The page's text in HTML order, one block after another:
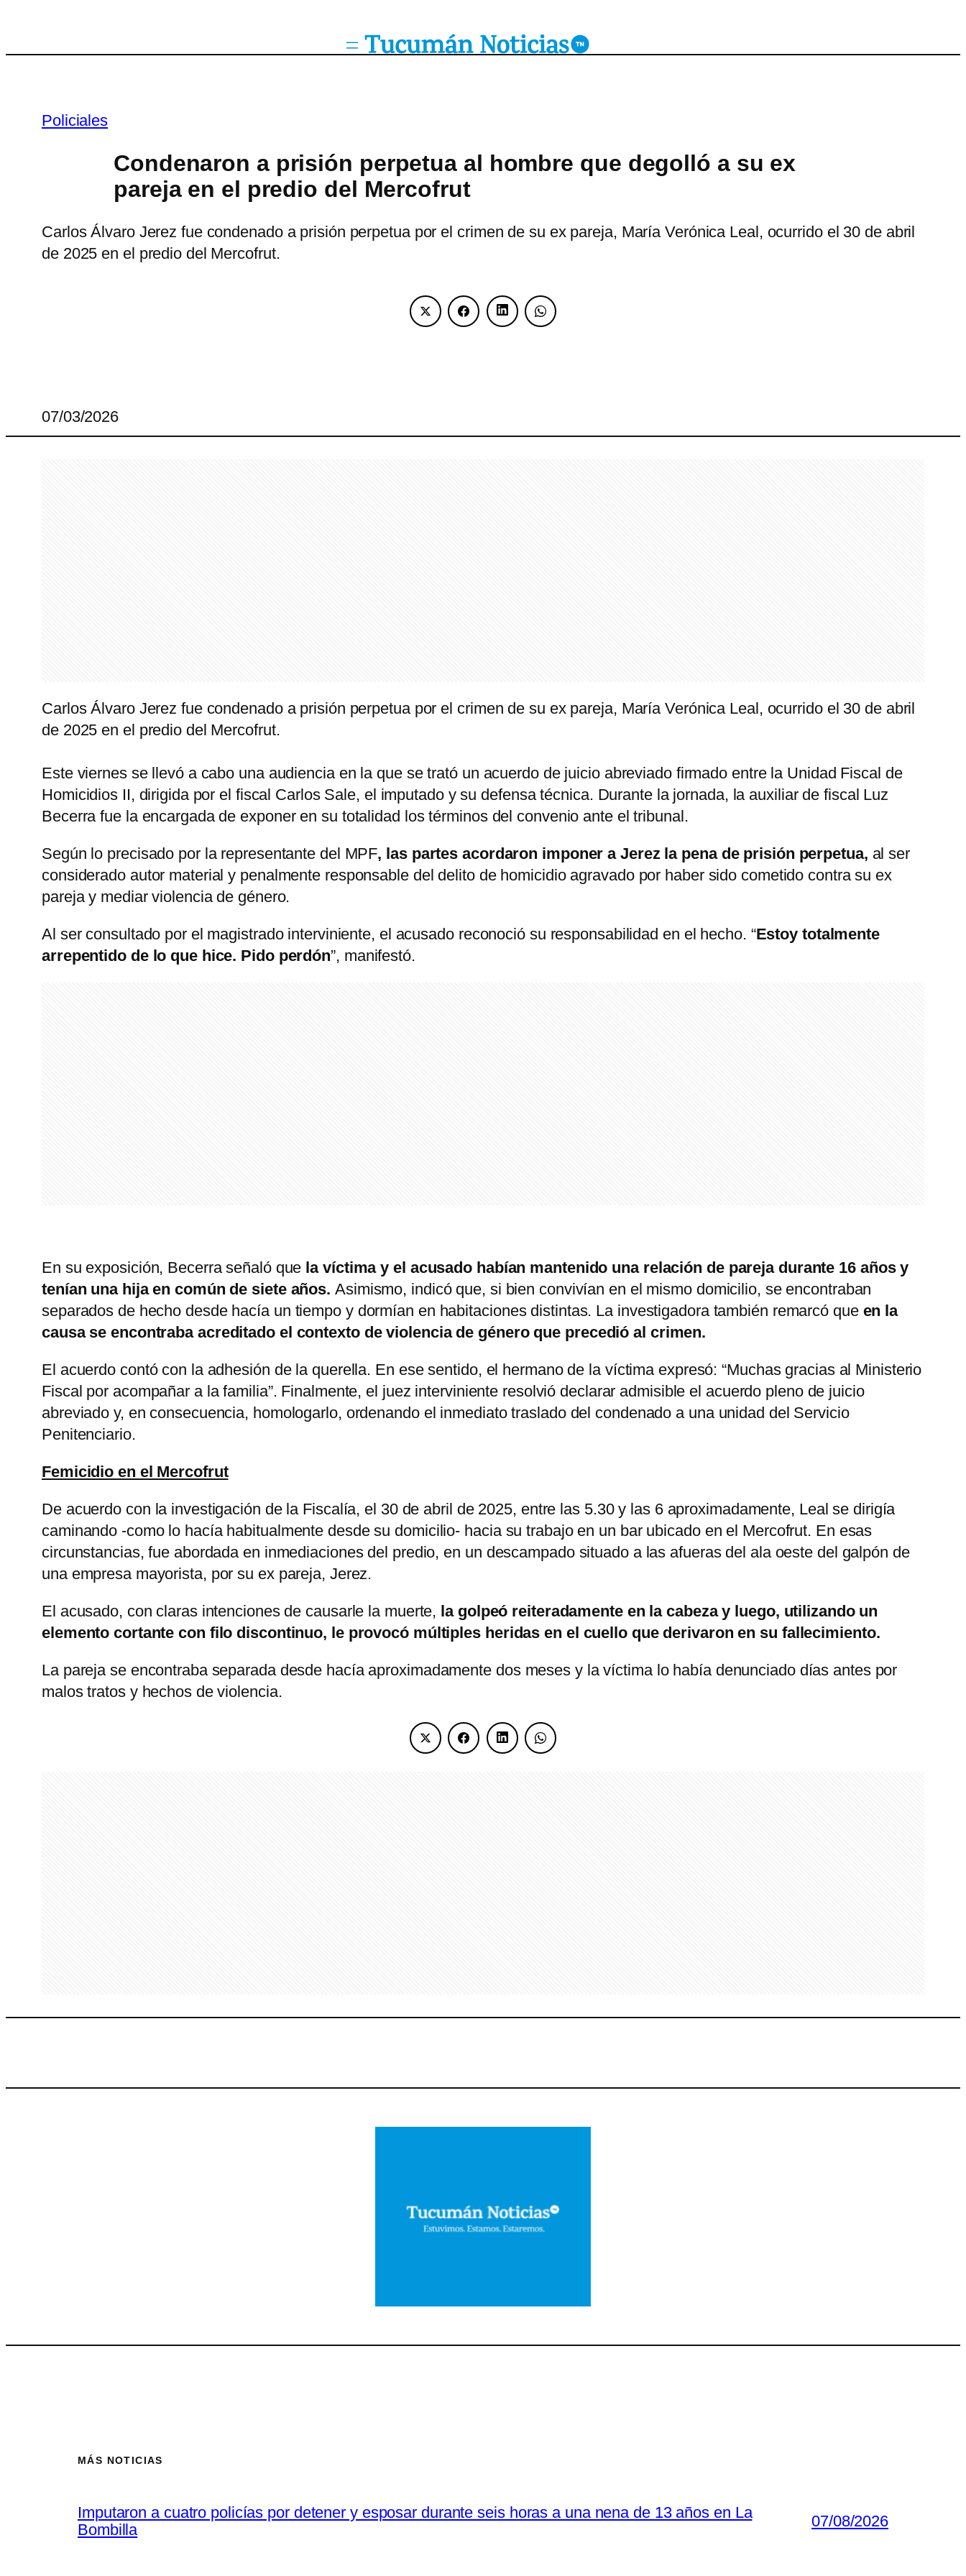
Policiales
Condenaron a prisión perpetua al hombre que degolló a su ex
pareja en el predio del Mercofrut
Carlos Álvaro Jerez fue condenado a prisión perpetua por el crimen de su ex pareja, María Verónica Leal, ocurrido el 30 de abril
de 2025 en el predio del Mercofrut.
07/03/2026
Carlos Álvaro Jerez fue condenado a prisión perpetua por el crimen de su ex pareja, María Verónica Leal, ocurrido el 30 de abril
de 2025 en el predio del Mercofrut.
Este viernes se llevó a cabo una audiencia en la que se trató un acuerdo de juicio abreviado firmado entre la Unidad Fiscal de
Homicidios II, dirigida por el fiscal Carlos Sale, el imputado y su defensa técnica. Durante la jornada, la auxiliar de fiscal Luz
Becerra fue la encargada de exponer en su totalidad los términos del convenio ante el tribunal.
Según lo precisado por la representante del MPF, las partes acordaron imponer a Jerez la pena de prisión perpetua, al ser
considerado autor material y penalmente responsable del delito de homicidio agravado por haber sido cometido contra su ex
pareja y mediar violencia de género.
Al ser consultado por el magistrado interviniente, el acusado reconoció su responsabilidad en el hecho. “Estoy totalmente
arrepentido de lo que hice. Pido perdón”, manifestó.
En su exposición, Becerra señaló que la víctima y el acusado habían mantenido una relación de pareja durante 16 años y
tenían una hija en común de siete años. Asimismo, indicó que, si bien convivían en el mismo domicilio, se encontraban
separados de hecho desde hacía un tiempo y dormían en habitaciones distintas. La investigadora también remarcó que en la
causa se encontraba acreditado el contexto de violencia de género que precedió al crimen.
El acuerdo contó con la adhesión de la querella. En ese sentido, el hermano de la víctima expresó: “Muchas gracias al Ministerio
Fiscal por acompañar a la familia”. Finalmente, el juez interviniente resolvió declarar admisible el acuerdo pleno de juicio
abreviado y, en consecuencia, homologarlo, ordenando el inmediato traslado del condenado a una unidad del Servicio
Penitenciario.
Femicidio en el Mercofrut
De acuerdo con la investigación de la Fiscalía, el 30 de abril de 2025, entre las 5.30 y las 6 aproximadamente, Leal se dirigía
caminando -como lo hacía habitualmente desde su domicilio- hacia su trabajo en un bar ubicado en el Mercofrut. En esas
circunstancias, fue abordada en inmediaciones del predio, en un descampado situado a las afueras del ala oeste del galpón de
una empresa mayorista, por su ex pareja, Jerez.
El acusado, con claras intenciones de causarle la muerte, la golpeó reiteradamente en la cabeza y luego, utilizando un
elemento cortante con filo discontinuo, le provocó múltiples heridas en el cuello que derivaron en su fallecimiento.
La pareja se encontraba separada desde hacía aproximadamente dos meses y la víctima lo había denunciado días antes por
malos tratos y hechos de violencia.
MÁS NOTICIAS
Imputaron a cuatro policías por detener y esposar durante seis horas a una nena de 13 años en La
Bombilla
07/08/2026